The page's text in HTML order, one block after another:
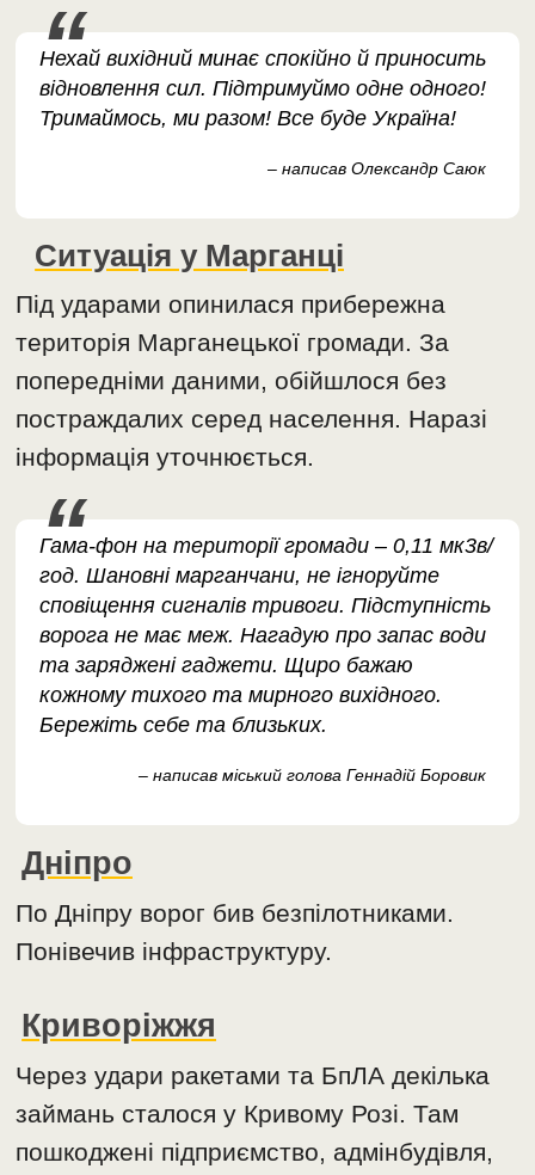
Нехай вихідний минає спокійно й приносить
відновлення сил. Підтримуймо одне одного!
Тримаймось, ми разом! Все буде Україна!
– написав Олександр Саюк
Ситуація у Марганці
Під ударами опинилася прибережна
територія Марганецької громади. За
попередніми даними, обійшлося без
постраждалих серед населення. Наразі
інформація уточнюється.
Гама-фон на території громади – 0,11 мк3в/
год. Шановні марганчани, не ігноруйте
сповіщення сигналів тривоги. Підступність
ворога не має меж. Нагадую про запас води
та заряджені гаджети. Щиро бажаю
кожному тихого та мирного вихідного.
Бережіть себе та близьких.
– написав міський голова Геннадій Боровик
Дніпро
По Дніпру ворог бив безпілотниками.
Понівечив інфраструктуру.
Криворіжжя
Через удари ракетами та БпЛА декілька
займань сталося у Кривому Розі. Там
пошкоджені підприємство, адмінбудівля,